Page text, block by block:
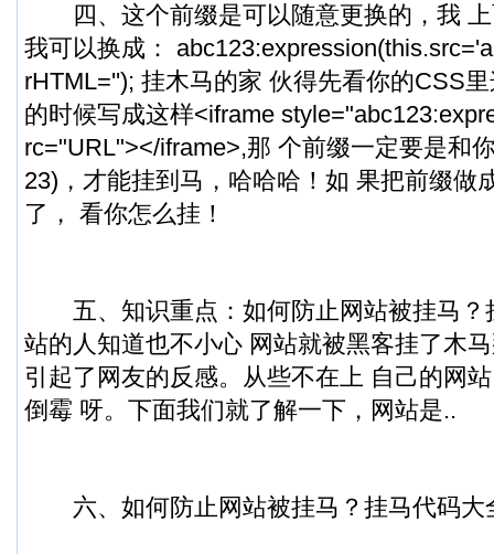
四、这个前缀是可以随意更换的，我 上
我可以换成：
rHTML=''); 挂木马的家 伙得先看你的CSS
的时候写成这样<iframe
rc="URL"></iframe>,那 个前缀一定要是和
23)，才能挂到马，哈哈哈！如 果把前缀做
了， 看你怎么挂！
五、知识重点：如何防止网站被挂马？
站的人知道也不小心 网站就被黑客挂了木
引起了网友的反感。从些不在上 自己的网
倒霉 呀。下面我们就了解一下，网站是..
六、如何防止网站被挂马？挂马代码大